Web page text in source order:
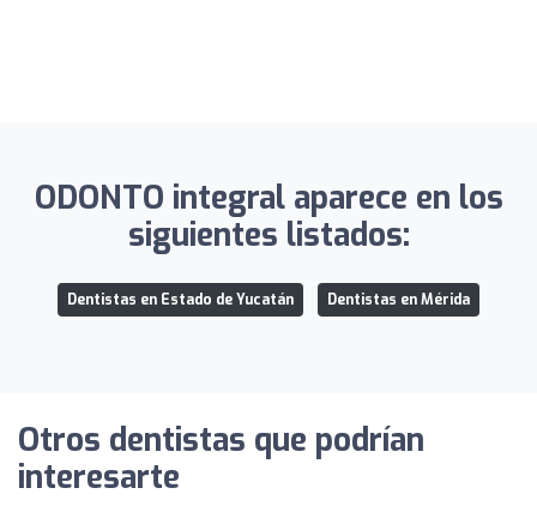
ODONTO integral aparece en los
siguientes listados:
Dentistas en Estado de Yucatán Dentistas en Mérida
Otros dentistas que podrían
interesarte